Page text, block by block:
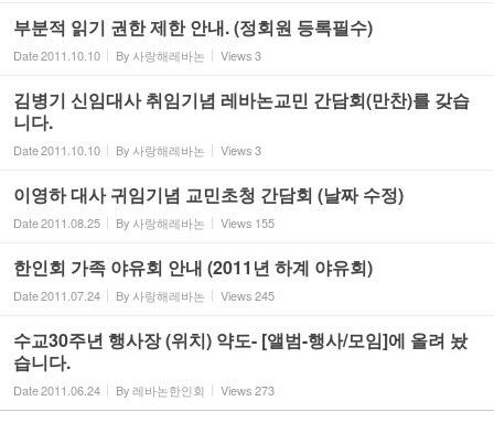
부분적 읽기 권한 제한 안내. (정회원 등록필수)
Date2011.10.10 By 사랑해레바논 Views3
김병기 신임대사 취임기념 레바논교민 간담회(만찬)를 갖습
니다.
Date2011.10.10 By 사랑해레바논 Views3
이영하 대사 귀임기념 교민초청 간담회 (날짜 수정)
Date2011.08.25 By 사랑해레바논 Views 155
한인회 가족 야유회 안내 (2011년 하계 야유회)
Date2011.07.24 By 사랑해레바논 Views245
수교30주년 행사장 (위치) 약도- [앨범-행사/모임]에 올려 놨
습니다.
Date2011.06.24 By레바논한인회 Views273